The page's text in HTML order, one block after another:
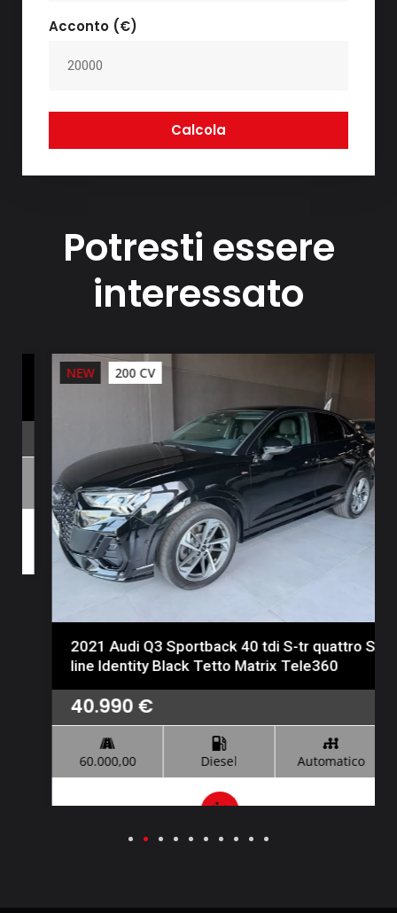
Acconto (€)
Calcola
Potresti essere
interessato
NEW 200 CV
2021 Audi Q3 Sportback 40 tdi S-tr quattro S
line Identity Black Tetto Matrix Tele360
40.990€
60.000,00 Diesel Automatico